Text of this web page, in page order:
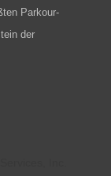
Parkour-
der